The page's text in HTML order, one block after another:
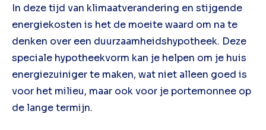
In deze tijd van klimaatverandering en stijgende
energiekosten is het de moeite waard om na te
denken over een duurzaamheidshypotheek. Deze
speciale hypotheekvorm kan je helpen om je huis
energiezuiniger te maken, wat niet alleen goed is
voor het milieu, maar ook voor je portemonnee op
de lange termijn.